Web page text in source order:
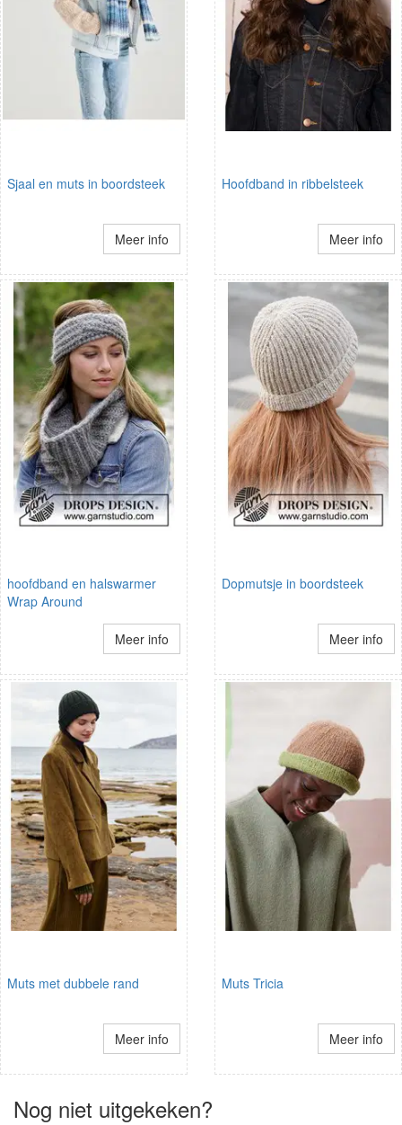
Sjaal en muts in boordsteek
Meer info
Hoofdband in ribbelsteek
Meer info
hoofdband en halswarmer
Wrap Around
Meer info
Dopmutsje in boordsteek
Meer info
Muts met dubbele rand
Meer info
Muts Tricia
Meer info
Nog niet uitgekeken?